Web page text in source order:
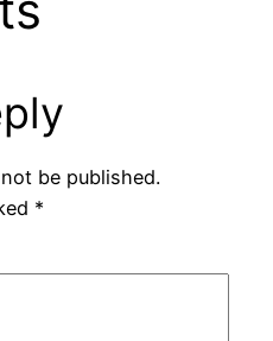
be published.
*